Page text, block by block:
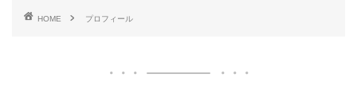
HOME プロフィール